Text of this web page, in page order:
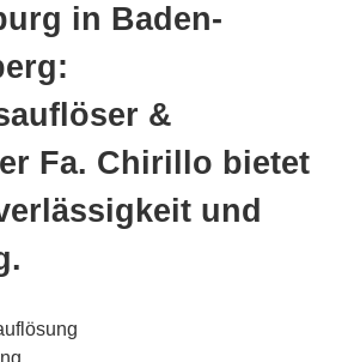
in Baden-
&
Fa. Chirillo bietet
und